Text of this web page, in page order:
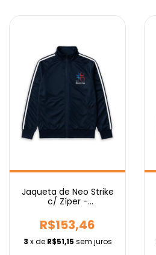
Jaqueta de Neo Strike
c/ Zíper -
R$153,46
3 x de R$51,15 sem juros